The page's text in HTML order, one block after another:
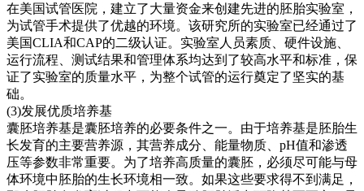
在美国试管医院，建立了大量资金来创建先进的胚胎实验室，
为试管手术提供了优越的环境。该研究所的实验室已经通过了
美国CLIA和CAP的二级认证。实验室人员素质、硬件设施、
运行流程、测试结果和管理体系均达到了较高水平和标准，保
证了实验室的质量水平，为整个试管的运行奠定了坚实的基
础。
(3)发展优质培养基
囊胚培养基是囊胚培养的必要条件之一。由于培养基是胚胎生
长发育的主要营养源，其营养成分、能量物质、pH值和渗透
压等参数非常重要。为了培养高质量的囊胚，必须尽可能与母
体环境中胚胎的生长环境相一致。如果这些要求得不到满足，